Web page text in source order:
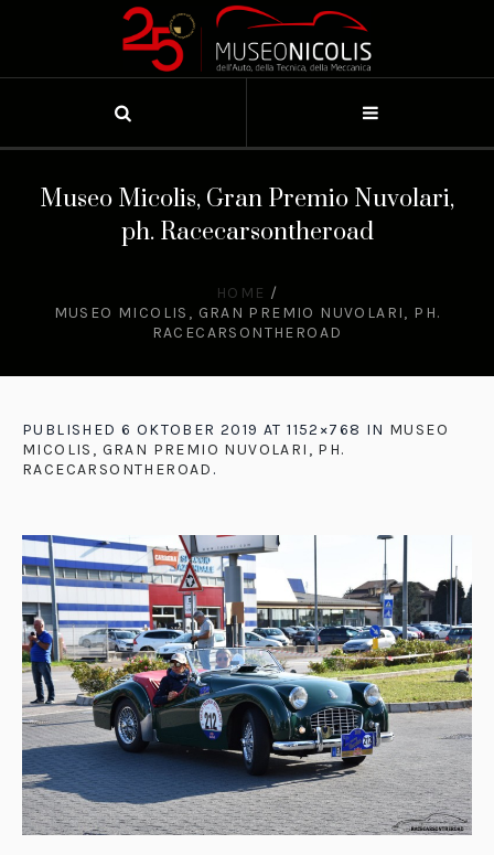
Museo Micolis, Gran Premio Nuvolari,
ph. Racecarsontheroad
HOME /
MUSEO MICOLIS, GRAN PREMIO NUVOLARI, PH.
RACECARSONTHEROAD
PUBLISHED 6 OKTOBER 2019 AT 1152×768 IN MUSEO
MICOLIS, GRAN PREMIO NUVOLARI, PH.
RACECARSONTHEROAD .